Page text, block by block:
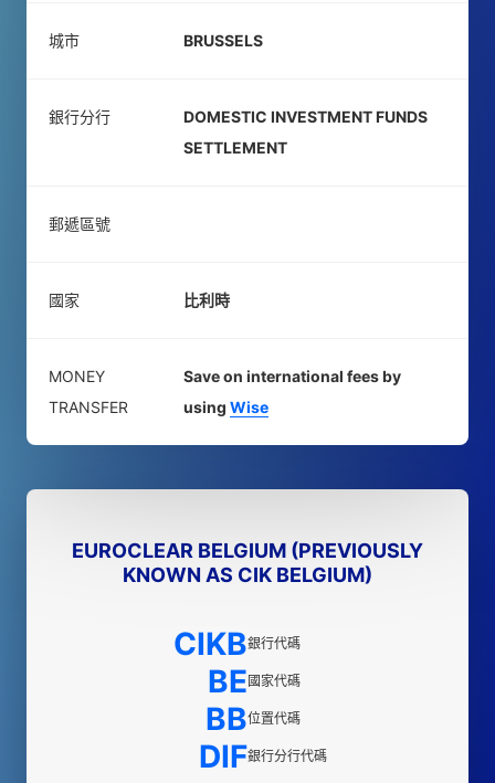
城市 BRUSSELS
銀行分行
DOMESTIC INVESTMENT FUNDS
SETTLEMENT
郵遞區號
國家 比利時
MONEY
TRANSFER
Save on international fees by
using Wise
EUROCLEAR BELGIUM (PREVIOUSLY
KNOWN AS CIK BELGIUM)
CIKB銀行代碼
BE國家代碼
BB位置代碼
DIF銀行分行代碼